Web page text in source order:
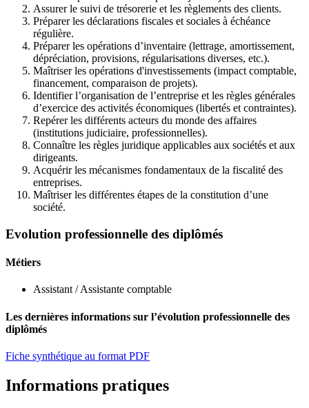
Assurer le suivi de trésorerie et les règlements des clients.
Préparer les déclarations fiscales et sociales à échéance
régulière.
Préparer les opérations d’inventaire (lettrage, amortissement,
dépréciation, provisions, régularisations diverses, etc.).
Maîtriser les opérations d'investissements (impact comptable,
financement, comparaison de projets).
Identifier l’organisation de l’entreprise et les règles générales
d’exercice des activités économiques (libertés et contraintes).
Repérer les différents acteurs du monde des affaires
(institutions judiciaire, professionnelles).
Connaître les règles juridique applicables aux sociétés et aux
dirigeants.
Acquérir les mécanismes fondamentaux de la fiscalité des
entreprises.
Maîtriser les différentes étapes de la constitution d’une
société.
Evolution professionnelle des diplômés
Métiers
Assistant / Assistante comptable
Les dernières informations sur l’évolution professionnelle des
diplômés
Fiche synthétique au format PDF
Informations pratiques